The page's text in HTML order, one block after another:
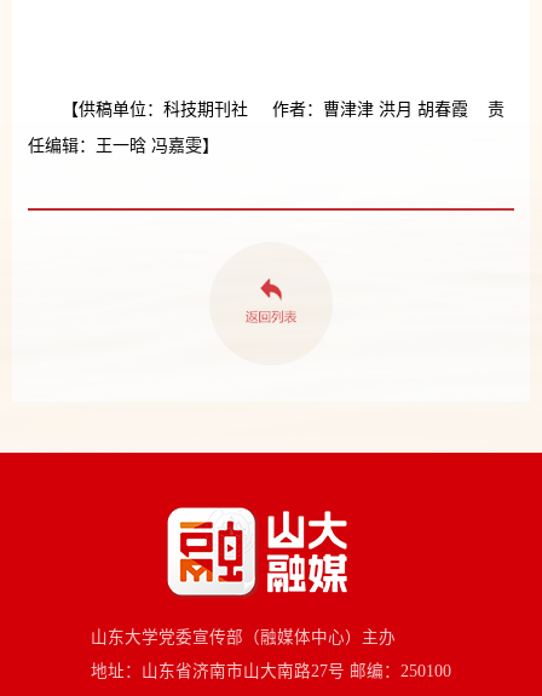
【供稿单位：科技期刊社 作者：曹津津 洪月 胡春霞 责
任编辑：王一晗 冯嘉雯】
山东大学党委宣传部（融媒体中心）主办
地址：山东省济南市山大南路27号 邮编：250100